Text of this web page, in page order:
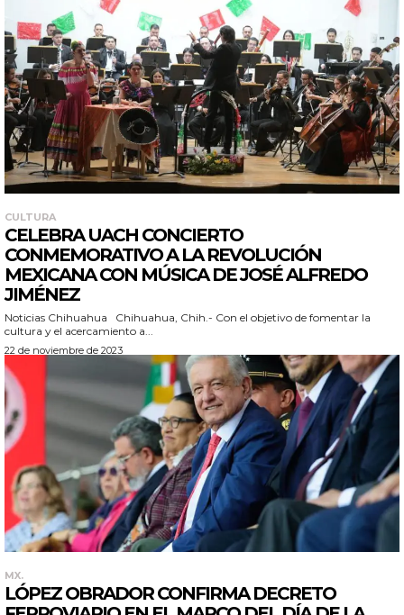
CULTURA
CELEBRA UACH CONCIERTO
CONMEMORATIVO A LA REVOLUCIÓN
MEXICANA CON MÚSICA DE JOSÉ ALFREDO
JIMÉNEZ
Noticias Chihuahua Chihuahua, Chih.- Con el objetivo de fomentar la
cultura y el acercamiento a...
22 de noviembre de 2023
MX.
LÓPEZ OBRADOR CONFIRMA DECRETO